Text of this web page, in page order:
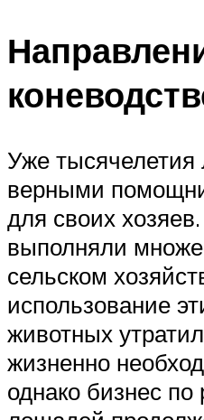
Уже
верными
для своих
выполняли
сельском
использование
животных
жизненно
однако бизнес